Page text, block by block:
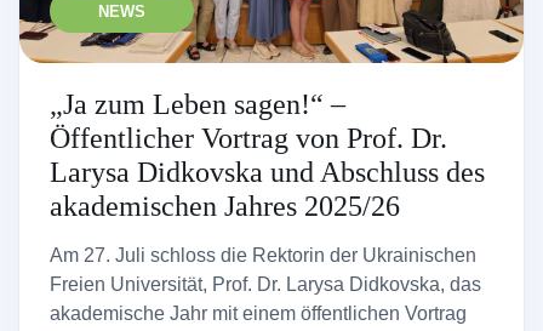
NEWS
„Ja zum Leben sagen!“ –
Öffentlicher Vortrag von Prof. Dr.
Larysa Didkovska und Abschluss des
akademischen Jahres 2025/26
Am 27. Juli schloss die Rektorin der Ukrainischen
Freien Universität, Prof. Dr. Larysa Didkovska, das
akademische Jahr mit einem öffentlichen Vortrag